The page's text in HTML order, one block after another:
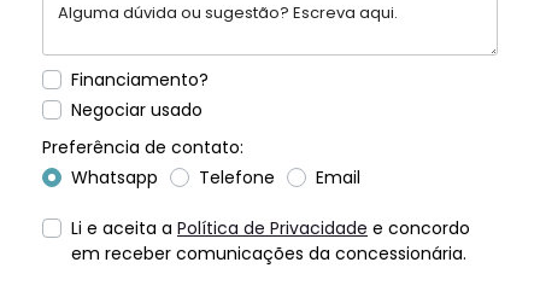
Financiamento?
Negociar usado
Preferência de contato:
Whatsapp
Telefone Email
Li e aceita a Política de Privacidade e concordo
em receber comunicações da concessionária.